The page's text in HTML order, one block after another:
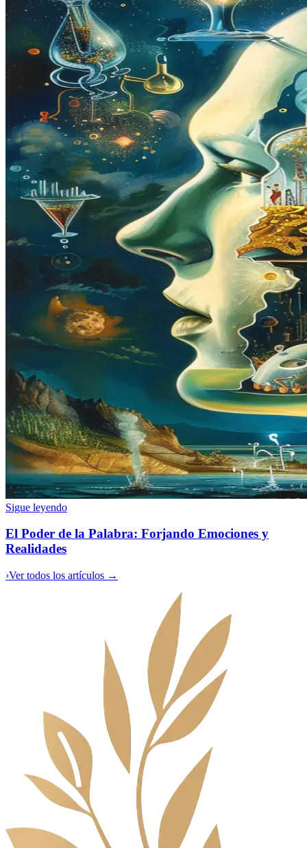
Sigue leyendo
El Poder de la Palabra: Forjando Emociones y
Realidades
›Ver todos los artículos →